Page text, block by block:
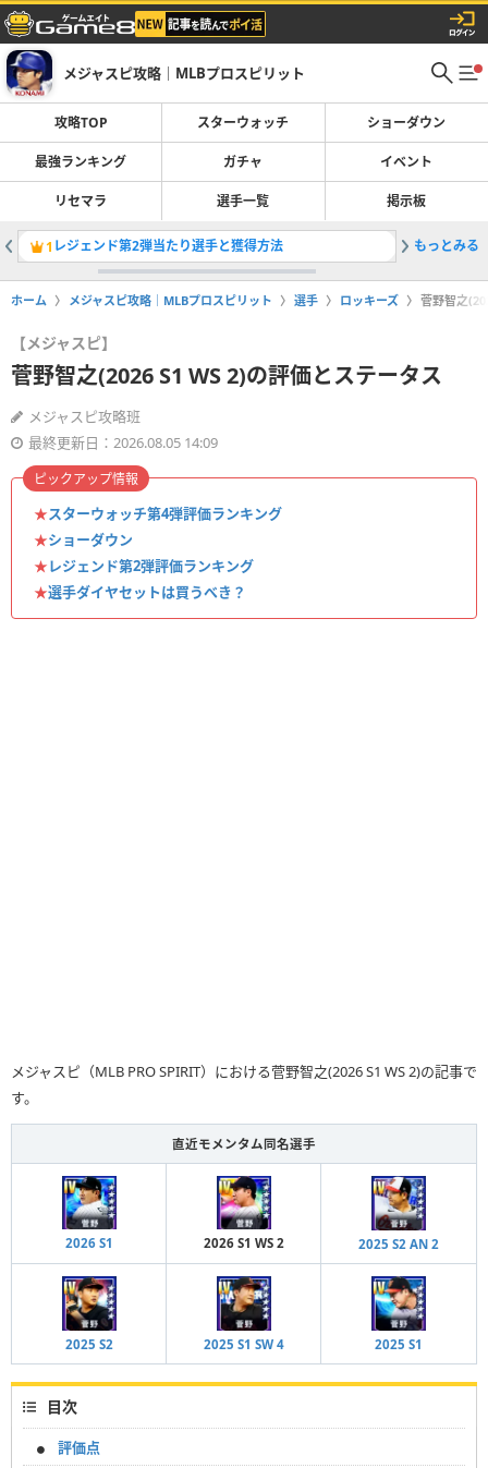
メジャスピ攻略｜MLBプロスピリット
攻略TOP スターウォッチ ショーダウン
最強ランキング ガチャ イベント
リセマラ 選手一覧 掲示板
1 レジェンド第2弾当たり選手と獲得方法 2OTWお
もっとみる
ホーム メジャスピ攻略｜MLBプロスピリット 選手 ロッキーズ 菅野智之
【メジャスピ】
菅野智之(2026 S1 WS 2)の評価とステータス
メジャスピ攻略班
最終更新日：2026.08.05 14:09
★スターウォッチ第4弾評価ランキング
★ショーダウン
★レジェンド第2弾評価ランキング
★選手ダイヤセットは買うべき？
ピックアップ情報
メジャスピ（MLB PRO SPIRIT）における菅野智之(2026 S1 WS 2)の記事で
す。
直近モメンタム同名選手
2026 S1 2026 S1 WS 2 2025 S2 AN 2
2025 S2 2025 S1 SW 4 2025 S1
目次
評価点